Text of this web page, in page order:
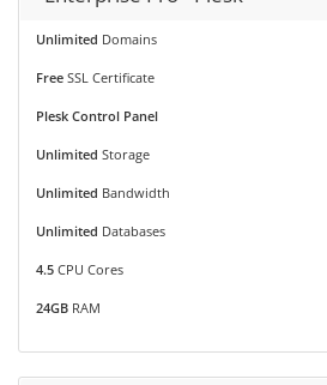
Unlimited Domains
Free SSL Certificate
Plesk Control Panel
Unlimited Storage
Unlimited Bandwidth
Unlimited Databases
4.5 CPU Cores
24GB RAM